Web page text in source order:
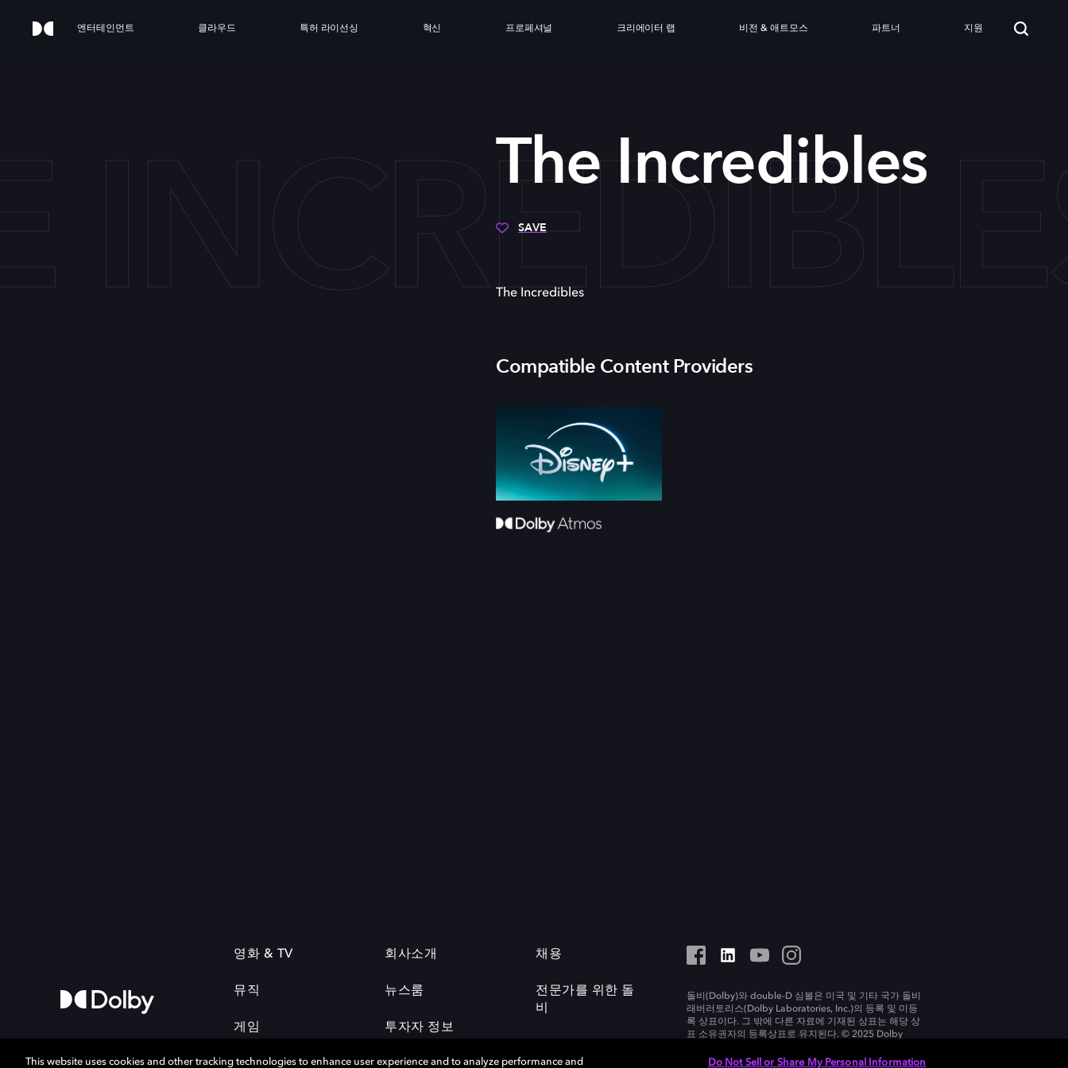
엔터테인먼트 클라우드 특허 라이선싱 혁신 프로페셔널 크리에이터 랩 비전 & 애트모스 파트너 지원
The Incredibles
SAVE
The Incredibles
Compatible Content Providers
영화 & TV
뮤직
게임
회사소개
뉴스룸
투자자 정보
채용
전문가를 위한 돌
비
돌비(Dolby)와 double-D 심볼은 미국 및 기타 국가 돌비
래버러토리스(Dolby Laboratories, Inc.)의 등록 및 미등
록 상표이다. 그 밖에 다른 자료에 기재된 상표는 해당 상
표 소유권자의 등록상표로 유지된다. © 2025 Dolby
This website uses cookies and other tracking technologies to enhance user experience and to analyze performance and Do Not Sell or Share My Personal Information